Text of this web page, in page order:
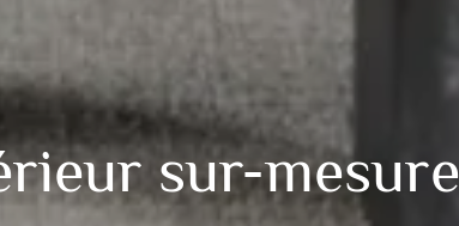
sur-mesure